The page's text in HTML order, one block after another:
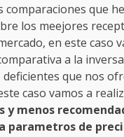
comparaciones que
los meejores
en este caso
a la
que nos
caso vamos a
y menos
parametros de